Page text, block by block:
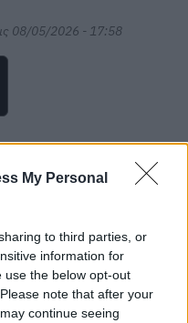
My Personal
to third parties, or
information for
use the below opt-out
note that after your
continue seeing
08/05/2026 - 17:58